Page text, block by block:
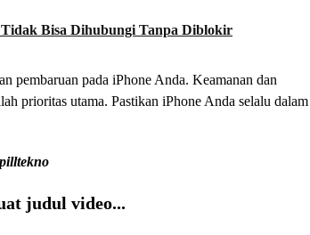
Bisa Dihubungi Tanpa Diblokir
pembaruan pada iPhone Anda. Keamanan dan
prioritas utama. Pastikan iPhone Anda selalu dalam
judul video...